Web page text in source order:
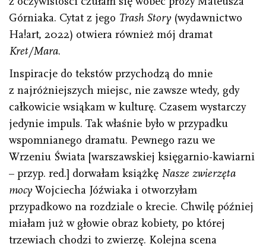
Górniaka. Cytat z jego Trash Story(wydawnictwo
Ha!art, 2022) otwiera również mój dramat
Kret/Mara.
Inspiracje do tekstów przychodzą do mnie
z najróżniejszych miejsc, nie zawsze wtedy, gdy
całkowicie wsiąkam w kulturę. Czasem wystarczy
jedynie impuls. Tak właśnie było w przypadku
wspomnianego dramatu. Pewnego razu we
Wrzeniu Świata [warszawskiej księgarnio-kawiarni
– przyp. red.] dorwałam książkę Nasze zwierzęta
mocyWojciecha Jóźwiaka i otworzyłam
przypadkowo na rozdziale o krecie. Chwilę później
miałam już w głowie obraz kobiety, po której
trzewiach chodzi to zwierzę. Kolejna scena